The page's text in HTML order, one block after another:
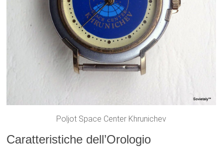
Poljot Space Center Khrunichev
Caratteristiche dell’Orologio